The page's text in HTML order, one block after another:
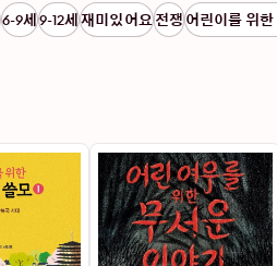
려대학교 국어국문학과를 졸업하
윤서울대학교 국어교육과를 졸업
년 LG 동아 국제만화 공모전에
시리즈, 『용선생 만화 한국사』
니다.낭독자들: 장병관KBS 39기
다수의 작품에 참여했으며, KBS
동을 하고 있다. 박하진KBS 43기
6-9세9-12세재미있어요전쟁어린이를 위